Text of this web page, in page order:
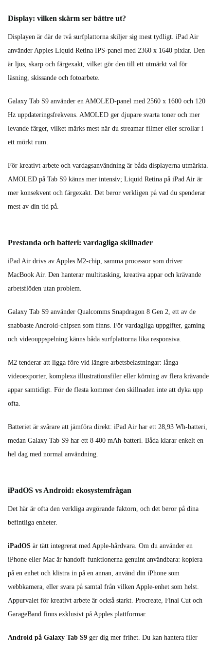
Display: vilken skärm ser bättre ut?
Displayen är där de två surfplattorna skiljer sig mest tydligt. iPad Air
använder Apples Liquid Retina IPS-panel med 2360 x 1640 pixlar. Den
är ljus, skarp och färgexakt, vilket gör den till ett utmärkt val för
läsning, skissande och fotoarbete.
Galaxy Tab S9 använder en AMOLED-panel med 2560 x 1600 och 120
Hz uppdateringsfrekvens. AMOLED ger djupare svarta toner och mer
levande färger, vilket märks mest när du streamar filmer eller scrollar i
ett mörkt rum.
För kreativt arbete och vardagsanvändning är båda displayerna utmärkta.
AMOLED på Tab S9 känns mer intensiv; Liquid Retina på iPad Air är
mer konsekvent och färgexakt. Det beror verkligen på vad du spenderar
mest av din tid på.
Prestanda och batteri: vardagliga skillnader
iPad Air drivs av Apples M2-chip, samma processor som driver
MacBook Air. Den hanterar multitasking, kreativa appar och krävande
arbetsflöden utan problem.
Galaxy Tab S9 använder Qualcomms Snapdragon 8 Gen 2, ett av de
snabbaste Android-chipsen som finns. För vardagliga uppgifter, gaming
och videouppspelning känns båda surfplattorna lika responsiva.
M2 tenderar att ligga före vid längre arbetsbelastningar: långa
videoexporter, komplexa illustrationsfiler eller körning av flera krävande
appar samtidigt. För de flesta kommer den skillnaden inte att dyka upp
ofta.
Batteriet är svårare att jämföra direkt: iPad Air har ett 28,93 Wh-batteri,
medan Galaxy Tab S9 har ett 8 400 mAh-batteri. Båda klarar enkelt en
hel dag med normal användning.
iPadOS vs Android: ekosystemfrågan
Det här är ofta den verkliga avgörande faktorn, och det beror på dina
befintliga enheter.
iPadOS är tätt integrerat med Apple-hårdvara. Om du använder en
iPhone eller Mac är handoff-funktionerna genuint användbara: kopiera
på en enhet och klistra in på en annan, använd din iPhone som
webbkamera, eller svara på samtal från vilken Apple-enhet som helst.
Appurvalet för kreativt arbete är också starkt. Procreate, Final Cut och
GarageBand finns exklusivt på Apples plattformar.
Android på Galaxy Tab S9 ger dig mer frihet. Du kan hantera filer